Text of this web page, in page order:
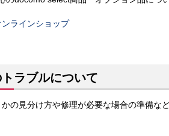
ンラインショップ
ラブルについて
の見分け方や修理が必要な場合の準備な